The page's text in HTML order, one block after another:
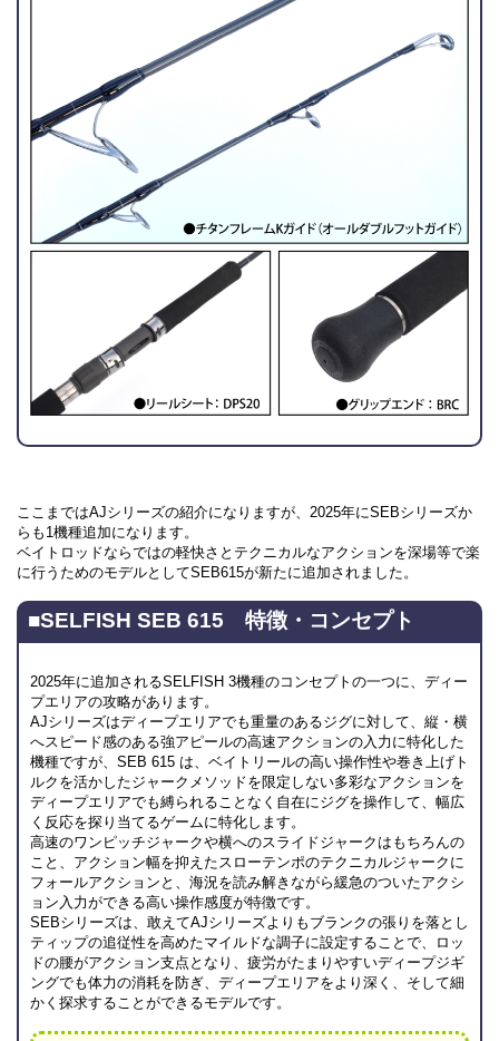
ここまではAJシリーズの紹介になりますが、2025年にSEBシリーズか
らも1機種追加になります。
ベイトロッドならではの軽快さとテクニカルなアクションを深場等で楽
に行うためのモデルとしてSEB615が新たに追加されました。
■SELFISH SEB 615 特徴・ コンセプト
2025年に追加されるSELFISH 3機種のコンセプトの一つに、ディー
プエリアの攻略があります。
AJシリーズはディープエリアでも重量のあるジグに対して、縦・横
へスピード感のある強アピールの高速アクションの入力に特化した
機種ですが、SEB 615 は、ベイトリールの高い操作性や巻き上げト
ルクを活かしたジャークメソッドを限定しない多彩なアクションを
ディープエリアでも縛られることなく自在にジグを操作して、幅広
く反応を探り当てるゲームに特化します。
高速のワンピッチジャークや横へのスライドジャークはもちろんの
こと、アクション幅を抑えたスローテンポのテクニカルジャークに
フォールアクションと、海況を読み解きながら緩急のついたアクシ
ョン入力ができる高い操作感度が特徴です。
SEBシリーズは、敢えてAJシリーズよりもブランクの張りを落とし
ティップの追従性を高めたマイルドな調子に設定することで、ロッ
ドの腰がアクション支点となり、疲労がたまりやすいディープジギ
ングでも体力の消耗を防ぎ、ディープエリアをより深く、そして細
かく探求することができるモデルです。